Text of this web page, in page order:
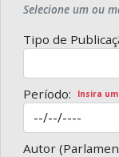
Selecione um ou
Tipo de
Período: Insira
Autor